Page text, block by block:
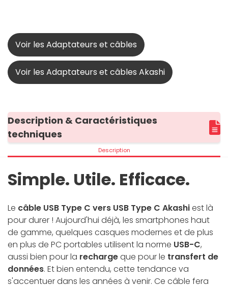
Voir les Adaptateurs et câbles
Voir les Adaptateurs et câbles Akashi
Description & Caractéristiques
techniques
Description
Simple. Utile. Efficace.
Le câble USB Type C vers USB Type C Akashiest là
pour durer ! Aujourd'hui déjà, les smartphones haut
de gamme, quelques casques modernes et de plus
en plus de PC portables utilisent la norme USB-C,
aussi bien pour la rechargeque pour le transfert de
données. Et bien entendu, cette tendance va
s'accentuer dans les années à venir. Ce câble fera